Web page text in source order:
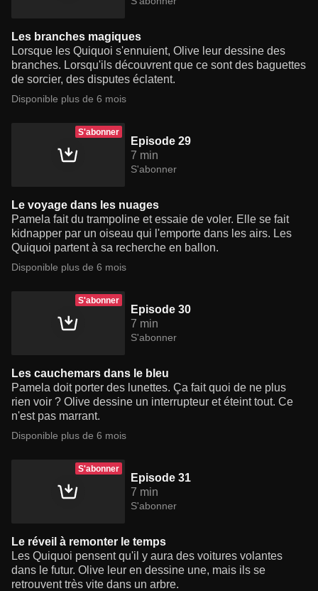
Les branches magiques
Lorsque les Quiquoi s'ennuient, Olive leur dessine des
branches. Lorsqu'ils découvrent que ce sont des baguettes
de sorcier, des disputes éclatent.
Disponible plus de 6 mois
S'abonner
Episode 29
7 min
S'abonner
Le voyage dans les nuages
Pamela fait du trampoline et essaie de voler. Elle se fait
kidnapper par un oiseau qui l'emporte dans les airs. Les
Quiquoi partent à sa recherche en ballon.
Disponible plus de 6 mois
S'abonner
Episode 30
7 min
S'abonner
Les cauchemars dans le bleu
Pamela doit porter des lunettes. Ça fait quoi de ne plus
rien voir ? Olive dessine un interrupteur et éteint tout. Ce
n'est pas marrant.
Disponible plus de 6 mois
S'abonner
Episode 31
7 min
S'abonner
Le réveil à remonter le temps
Les Quiquoi pensent qu'il y aura des voitures volantes
dans le futur. Olive leur en dessine une, mais ils se
retrouvent très vite dans un arbre.